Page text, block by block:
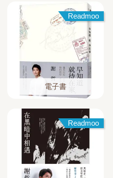
Readmoo
電子書
Readmoo